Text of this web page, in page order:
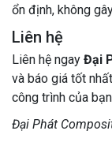
ổn định, không
Liên hệ
Liên hệ ngay Đại
và báo giá tốt
công trình của
Đại Phát